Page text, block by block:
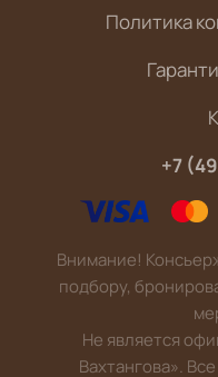
Политика
+7
Внимание!
подбору,
Не является
Вахтангова».